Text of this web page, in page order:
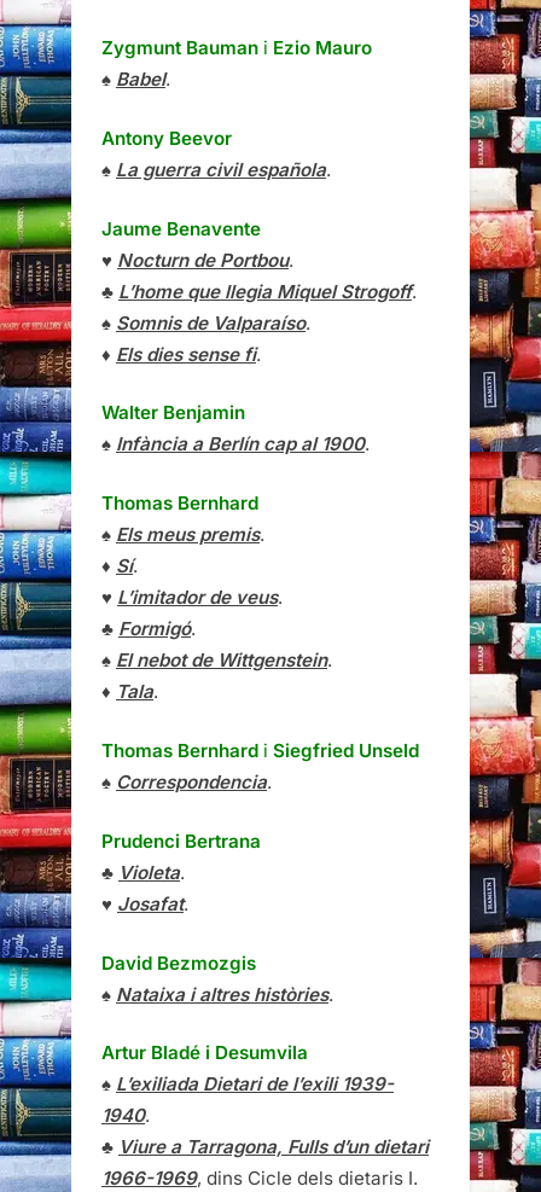
Zygmunt Bauman i Ezio Mauro
♠ Babel.
Antony Beevor
♠ La guerra civil española.
Jaume Benavente
♥ Nocturn de Portbou.
♣ L’home que llegia Miquel Strogoff.
♠ Somnis de Valparaíso.
♦ Els dies sense fi.
Walter Benjamin
♠ Infància a Berlín cap al 1900.
Thomas Bernhard
♠ Els meus premis.
♦ Sí.
♥ L’imitador de veus.
♣ Formigó.
♠ El nebot de Wittgenstein.
♦ Tala.
Thomas Bernhard i Siegfried Unseld
♠ Correspondencia.
Prudenci Bertrana
♣ Violeta.
♥ Josafat.
David Bezmozgis
♠ Nataixa i altres històries.
Artur Bladé i Desumvila
♠ L’exiliada Dietari de l’exili 1939-
1940.
♣ Viure a Tarragona, Fulls d’un dietari
1966-1969, dins Cicle dels dietaris I.